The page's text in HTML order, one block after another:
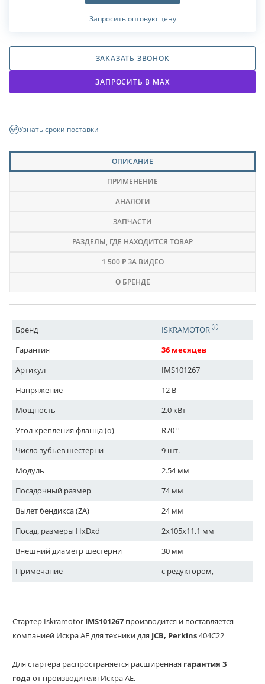
Запросить оптовую цену
ЗАКАЗАТЬ ЗВОНОК
ЗАПРОСИТЬ В МАХ
Узнать сроки поставки
ОПИСАНИЕ
ПРИМЕНЕНИЕ
АНАЛОГИ
ЗАПЧАСТИ
РАЗДЕЛЫ, ГДЕ НАХОДИТСЯ ТОВАР
1 500 ₽ ЗА ВИДЕО
О БРЕНДЕ
Бренд
ISKRAMOTOR
Гарантия
36 месяцев
Артикул
IMS101267
Напряжение
12 В
Мощность
2.0 кВт
Угол крепления фланца (α)
R70 °
Число зубьев шестерни
9 шт.
Модуль
2.54 мм
Посадочный размер
74 мм
Вылет бендикса (ZA)
24 мм
Посад. размеры HxDxd
2x105x11,1 мм
Внешний диаметр шестерни
30 мм
Примечание
с редуктором,
Стартер Iskramotor IMS101267 производится и поставляется
компанией Искра АЕ для техники для JCB, Perkins404С22
Для стартера распространяется расширенная гарантия 3
года от производителя Искра АЕ.